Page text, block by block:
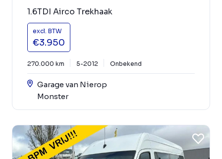
1.6TDI Airco Trekhaak
excl. BTW
€3.950
270.000 km 5-2012 Onbekend
Garage van Nierop
Monster